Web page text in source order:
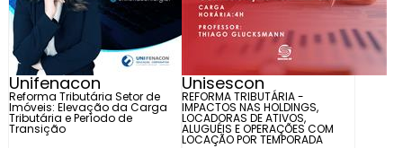
Unifenacon
Reforma Tributária Setor de
Imóveis: Elevação da Carga
Tributária e Período de
Transição
Unisescon
REFORMA TRIBUTÁRIA -
IMPACTOS NAS HOLDINGS,
LOCADORAS DE ATIVOS,
ALUGUÉIS E OPERAÇÕES COM
LOCAÇÃO POR TEMPORADA